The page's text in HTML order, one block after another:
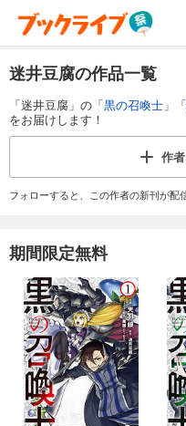
迷井豆腐の作品一覧
「迷井豆腐」の「黒の召喚士 」「
をお届けします！
作
フォローすると、この作者の新刊が配
期間限定無料